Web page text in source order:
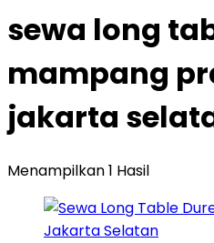
sewa long
mampang
jakarta
Menampilkan 1 Hasil